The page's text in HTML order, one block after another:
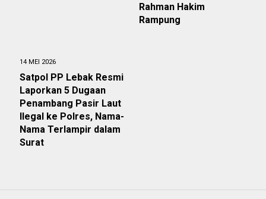
14 MEI 2026
Satpol PP Lebak Resmi
Laporkan 5 Dugaan
Penambang Pasir Laut
Ilegal ke Polres, Nama-
Nama Terlampir dalam
Surat
Rahman Hakim
Rampung